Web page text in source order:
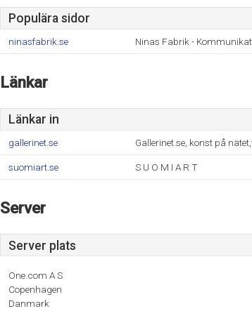
Populära sidor
ninasfabrik.se Ninas Fabrik -
Länkar
Länkar in
gallerinet.se Gallerinet.se, konst på
suomiart.se S U O M I A R T
Server
Server plats
One.com A S
Copenhagen
Danmark